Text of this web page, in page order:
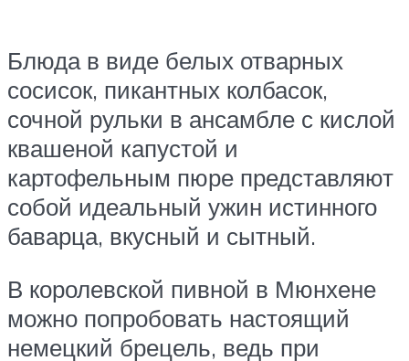
Блюда в виде белых отварных
сосисок, пикантных колбасок,
сочной рульки в ансамбле с кислой
квашеной капустой и
картофельным пюре представляют
собой идеальный ужин истинного
баварца, вкусный и сытный.
В королевской пивной в Мюнхене
можно попробовать настоящий
немецкий брецель, ведь при